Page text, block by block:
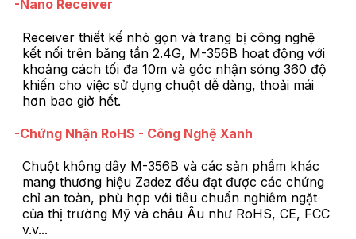
-Nano Receiver
Receiver thiết kế nhỏ gọn và trang bị công nghệ
kết nối trên băng tần 2.4G, M-356B hoạt động với
khoảng cách tối đa 10m và góc nhận sóng 360 độ
khiến cho việc sử dụng chuột dễ dàng, thoải mái
hơn bao giờ hết.
-Chứng Nhận RoHS - Công Nghệ Xanh
Chuột không dây M-356B và các sản phẩm khác
mang thương hiệu Zadez đều đạt được các chứng
chỉ an toàn, phù hợp với tiêu chuẩn nghiêm ngặt
của thị trường Mỹ và châu Âu như RoHS, CE, FCC
v.v...